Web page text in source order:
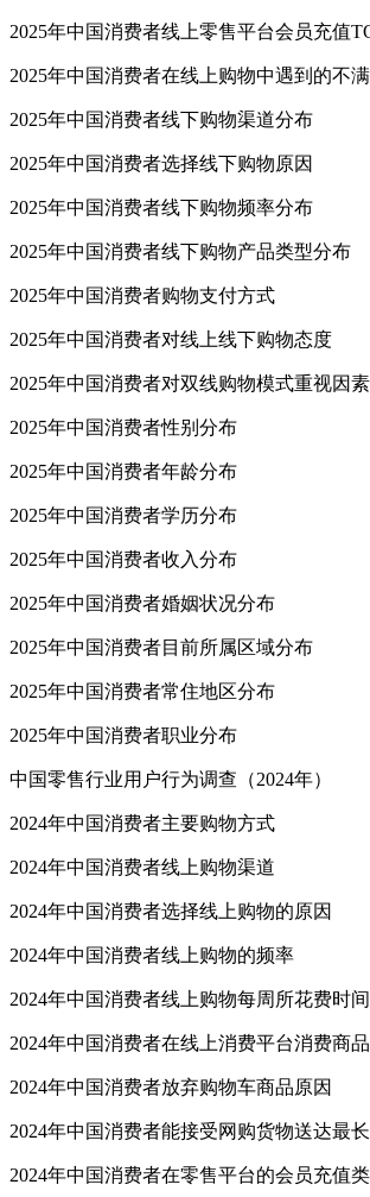
2025年中国消费者线上零售平台会员充值
2025年中国消费者在线上购物中遇到的不
2025年中国消费者线下购物渠道分布
2025年中国消费者选择线下购物原因
2025年中国消费者线下购物频率分布
2025年中国消费者线下购物产品类型分布
2025年中国消费者购物支付方式
2025年中国消费者对线上线下购物态度
2025年中国消费者对双线购物模式重视因
2025年中国消费者性别分布
2025年中国消费者年龄分布
2025年中国消费者学历分布
2025年中国消费者收入分布
2025年中国消费者婚姻状况分布
2025年中国消费者目前所属区域分布
2025年中国消费者常住地区分布
2025年中国消费者职业分布
中国零售行业用户行为调查（2024年）
2024年中国消费者主要购物方式
2024年中国消费者线上购物渠道
2024年中国消费者选择线上购物的原因
2024年中国消费者线上购物的频率
2024年中国消费者线上购物每周所花费时间
2024年中国消费者在线上消费平台消费商
2024年中国消费者放弃购物车商品原因
2024年中国消费者能接受网购货物送达最长
2024年中国消费者在零售平台的会员充值